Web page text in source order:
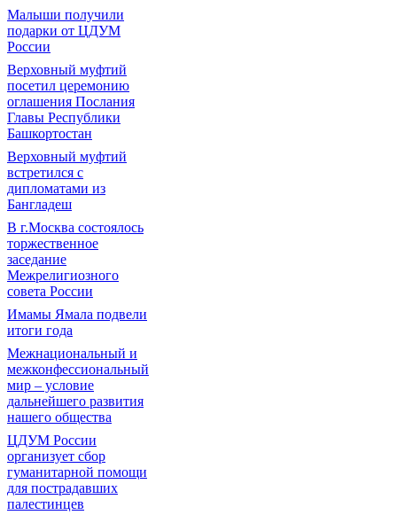
Малыши получили
подарки от ЦДУМ
России
Верховный муфтий
посетил церемонию
оглашения Послания
Главы Республики
Башкортостан
Верховный муфтий
встретился с
дипломатами из
Бангладеш
В г.Москва состоялось
торжественное
заседание
Межрелигиозного
совета России
Имамы Ямала подвели
итоги года
Межнациональный и
межконфессиональный
мир – условие
дальнейшего развития
нашего общества
ЦДУМ России
организует сбор
гуманитарной помощи
для пострадавших
палестинцев